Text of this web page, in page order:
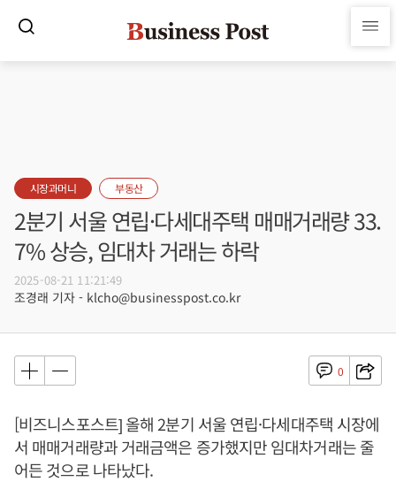
시장과머니 부동산
2분기 서울 연립·다세대주택 매매거래량 33.
7% 상승, 임대차 거래는 하락
2025-08-21 11:21:49
조경래 기자 - klcho@businesspost.co.kr
0
[비즈니스포스트] 올해 2분기 서울 연립·다세대주택 시장에
서 매매거래량과 거래금액은 증가했지만 임대차거래는 줄
어든 것으로 나타났다.